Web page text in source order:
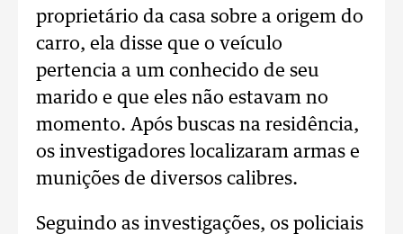
proprietário da casa sobre a origem do
carro, ela disse que o veículo
pertencia a um conhecido de seu
marido e que eles não estavam no
momento. Após buscas na residência,
os investigadores localizaram armas e
munições de diversos calibres.
Seguindo as investigações, os policiais